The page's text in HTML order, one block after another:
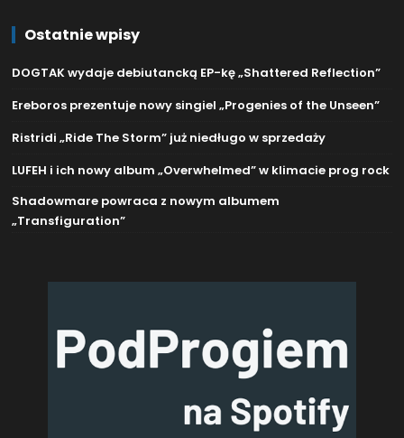
Ostatnie wpisy
DOGTAK wydaje debiutancką EP-kę „Shattered Reflection”
Ereboros prezentuje nowy singiel „Progenies of the Unseen”
Ristridi „Ride The Storm” już niedługo w sprzedaży
LUFEH i ich nowy album „Overwhelmed” w klimacie prog rock
Shadowmare powraca z nowym albumem
„Transfiguration”